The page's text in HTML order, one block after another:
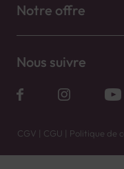
Notre offre
Nous suivre
CGV | CGU | Politique de